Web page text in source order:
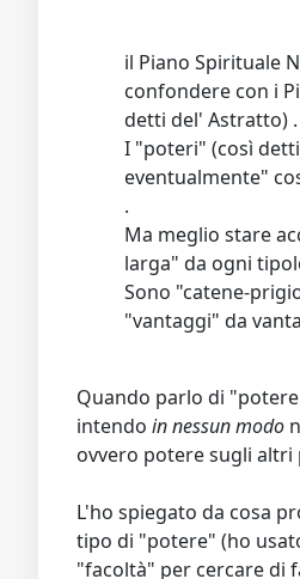
il Piano Spirituale
confondere con i
detti del' Astratto) .
I "poteri" (così
eventualmente"
.
Ma meglio stare
larga" da ogni
Sono "catene-
"vantaggi" da
Quando parlo di
intendo in nessun modo
ovvero potere sugli altri
L'ho spiegato da cosa
tipo di "potere" (ho
"facoltà" per cercare di